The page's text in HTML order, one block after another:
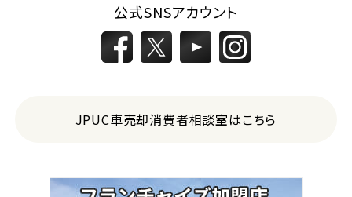
公式SNSアカウント
JPUC車売却消費者相談室はこちら